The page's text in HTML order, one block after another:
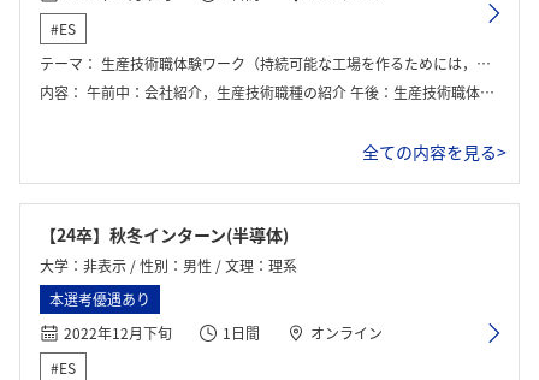
#ES
テーマ： 生産技術職体験ワーク（持続可能な工場を作るためには，今後のEV戦略について）
内容： 午前中：会社紹介，生産技術職種の紹介 午後：生産技術職体験ワーク
全ての内容を見る>
【24卒】秋冬インターン(半導体)
大学：非表示 / 性別：男性 / 文理：理系
本選考優遇あり
2022年12月下旬
1日間
オンライン
#ES